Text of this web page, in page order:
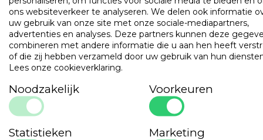
Single dekbed, gevuld met holle gesiliconiseerde polyester
vezels.
Populaireproducten
Gilder Synthetisch Superior
Art. VADBG42TH
ons websiteverkeer te analyseren. We delen ook informatie
uw gebruik van onze site met onze sociale-mediapartners,
advertenties en analyses. Deze partners kunnen deze
combineren met andere informatie die u aan hen heeft
of die zij hebben verzameld door uw gebruik van hun
Lees onze cookieverklaring.
Noodzakelijk Voorkeuren
Statistieken Marketing